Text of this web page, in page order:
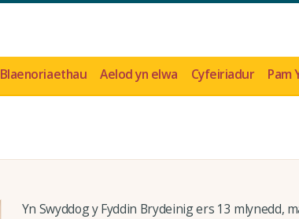
Blaenoriaethau Aelod yn elwa Cyfeiriadur Pam
Yn Swyddog y Fyddin Brydeinig ers 13 mlynedd,